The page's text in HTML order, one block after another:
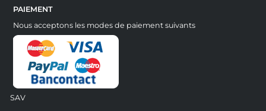
PAIEMENT
Nous acceptons les modes de paiement suivants
SAV